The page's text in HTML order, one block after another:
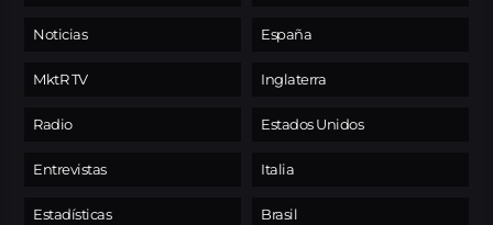
Noticias
MktR TV
Radio
Entrevistas
Estadísticas
España
Inglaterra
Estados Unidos
Italia
Brasil